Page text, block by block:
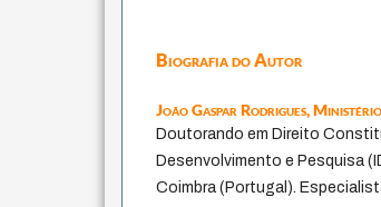
Biografia do Autor
João Gaspar Rodrigues,
Doutorando em Direito
Desenvolvimento e Pesquisa
Coimbra (Portugal).